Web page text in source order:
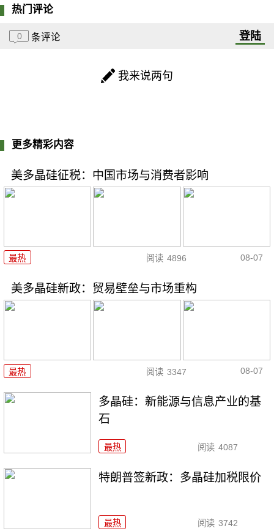
热门评论
0 条评论 登陆
我来说两句
更多精彩内容
美多晶硅征税：中国市场与消费者影响
最热 阅读 4896 08-07
美多晶硅新政：贸易壁垒与市场重构
最热 阅读 3347 08-07
多晶硅：新能源与信息产业的基
石
最热 阅读 4087
特朗普签新政：多晶硅加税限价
最热 阅读 3742